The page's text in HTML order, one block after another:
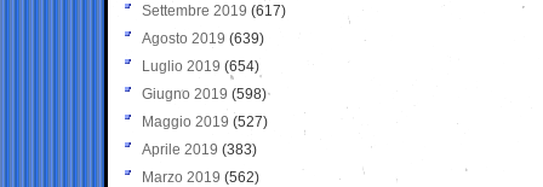
Settembre 2019 (617)
Agosto 2019 (639)
Luglio 2019 (654)
Giugno 2019 (598)
Maggio 2019 (527)
Aprile 2019 (383)
Marzo 2019 (562)